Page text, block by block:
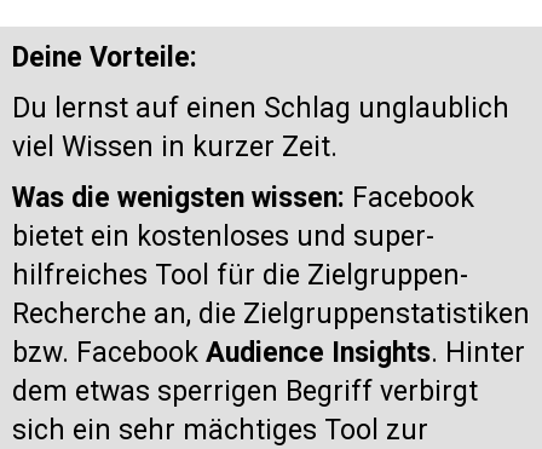
Deine Vorteile:
Du lernst auf einen Schlag unglaublich
viel Wissen in kurzer Zeit.
Was die wenigsten wissen: Facebook
bietet ein kostenloses und super-
hilfreiches Tool für die Zielgruppen-
Recherche an, die Zielgruppenstatistiken
bzw. Facebook Audience Insights. Hinter
dem etwas sperrigen Begriff verbirgt
sich ein sehr mächtiges Tool zur